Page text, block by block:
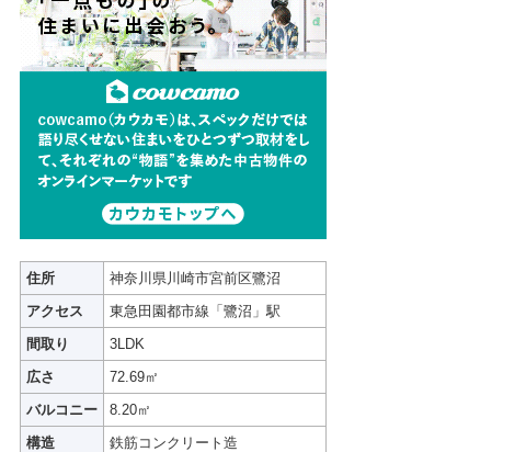
住所
神奈川県川崎市宮前区鷺沼
アクセス
東急田園都市線「鷺沼」駅
間取り
3LDK
広さ
72.69㎡
バルコニー
8.20㎡
構造
鉄筋コンクリート造